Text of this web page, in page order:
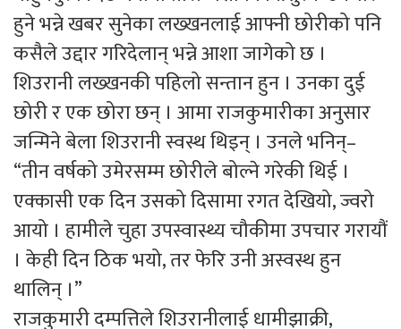
हुने भन्ने खबर सुनेका लख्खनलाई आफ्नी छोरीको पनि
कसैले उद्दार गरिदेलान् भन्ने आशा जागेको छ ।
शिउरानी लख्खनकी पहिलो सन्तान हुन । उनका दुई
छोरी र एक छोरा छन् । आमा राजकुमारीका अनुसार
जन्मिने बेला शिउरानी स्वस्थ थिइन् । उनले भनिन्–
“तीन वर्षको उमेरसम्म छोरीले बोल्ने गरेकी थिई ।
एक्कासी एक दिन उसको दिसामा रगत देखियो, ज्वरो
आयो । हामीले चुहा उपस्वास्थ्य चौकीमा उपचार गरायौं
। केही दिन ठिक भयो, तर फेरि उनी अस्वस्थ हुन
थालिन् ।”
राजकुमारी दम्पत्तिले शिउरानीलाई धामीझाक्री,